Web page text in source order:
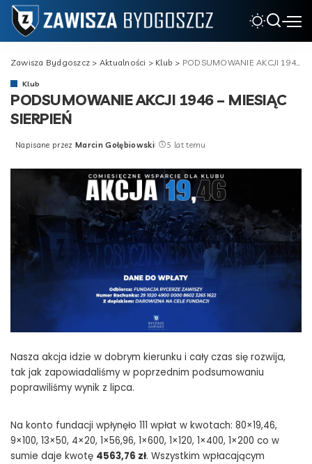
Zawisza Bydgoszcz > Aktualności > Klub > PODSUMOWANIE AKCJI 1946 – MIESIĄC SIERPIEŃ
Klub
PODSUMOWANIE AKCJI 1946 – MIESIĄC
SIERPIEŃ
Posted
Napisane przez Marcin Gołębiowski 5 lat temu
Nasza akcja idzie w dobrym kierunku i cały czas się rozwija,
tak jak zapowiadaliśmy w poprzednim podsumowaniu
poprawiliśmy wynik z lipca.
Na konto fundacji wpłynęło 111 wpłat w kwotach: 80×19,46,
9×100, 13×50, 4×20, 1×56,96, 1×600, 1×120, 1×400, 1×200 co w
sumie daje kwotę 4563,76 zł. Wszystkim wpłacającym